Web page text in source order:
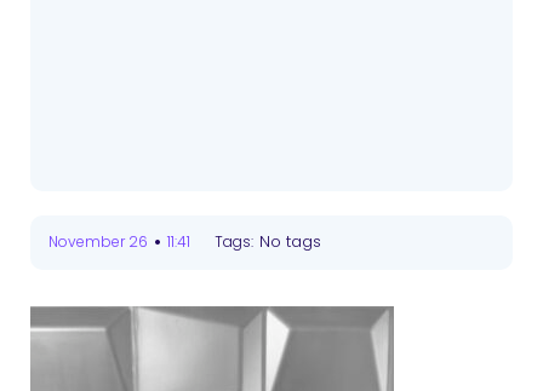
November 26 • 11:41 Tags: No tags